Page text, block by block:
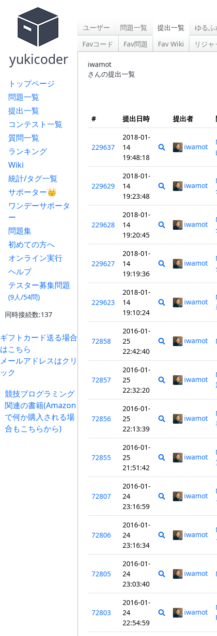
yukicoder
トップページ
問題一覧
提出一覧
コンテスト一覧
質問一覧
ランキング
Wiki
統計/タグ一覧
サポーター👑
ワンデーサポータ
ー
問題集
初めての方へ
オンライン実行
ヘルプ
テスター募集問題
(9人/54問)
同時接続数:137
ギフトカード送る場合
はこちら
メールアドレスはクリ
ック
競技プログラミング
関連の書籍(Amazon
で何か購入される場
合もこちらから)
ユーザー 問題一覧 提出一覧
ゆる
Favコード
Fav問題 Fav Wiki リジ
iwamot
さんの提出一覧
# 提出日時 提出者
229637
2018-01-
14
19:48:18
iwamot
229629
2018-01-
14
19:23:48
iwamot
229628
2018-01-
14
19:20:45
iwamot
229627
2018-01-
14
19:19:36
iwamot
229623
2018-01-
14
19:10:24
iwamot
72858
2016-01-
25
22:42:40
iwamot
72857
2016-01-
25
22:32:20
iwamot
72856
2016-01-
25
22:13:39
iwamot
72855
2016-01-
25
21:51:42
iwamot
72807
2016-01-
24
23:16:59
iwamot
72806
2016-01-
24
23:16:34
iwamot
72805
2016-01-
24
23:03:40
iwamot
72803
2016-01-
24
22:54:59
iwamot